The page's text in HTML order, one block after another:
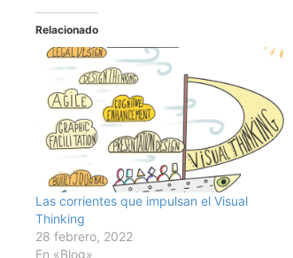
Relacionado
Las corrientes que impulsan el Visual
Thinking
28 febrero, 2022
En «Blog»